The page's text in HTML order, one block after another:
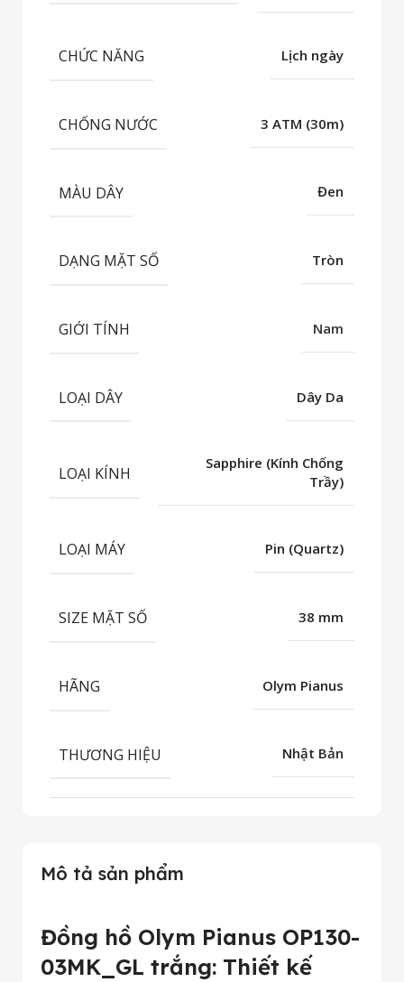
Mô tả sản phẩm
Đồng hồ Olym Pianus OP130-
03MK_GL trắng: Thiết kế
CHỨC NĂNG Lịch ngày
CHỐNG NƯỚC 3 ATM (30m)
MÀU DÂY Đen
DẠNG MẶT SỐ Tròn
GIỚI TÍNH Nam
LOẠI DÂY Dây Da
LOẠI KÍNH
Sapphire (Kính Chống
Trầy)
LOẠI MÁY Pin (Quartz)
SIZE MẶT SỐ 38 mm
HÃNG Olym Pianus
THƯƠNG HIỆU Nhật Bản